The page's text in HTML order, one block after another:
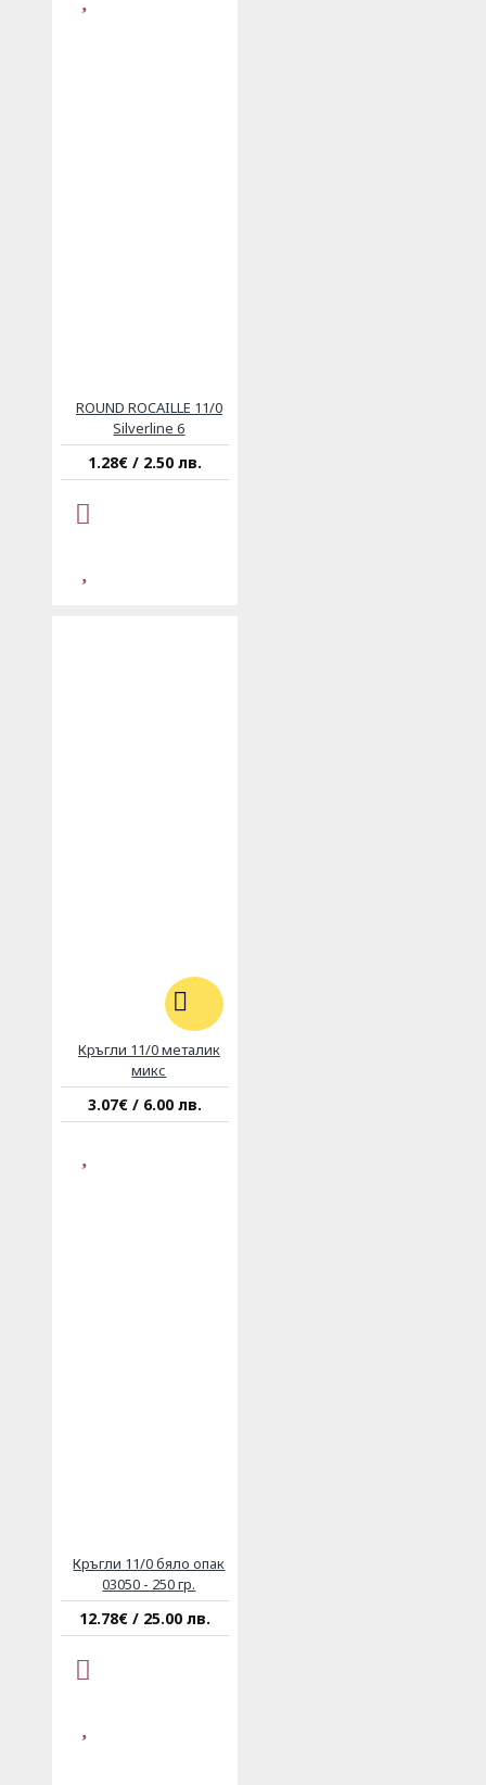
ROUND ROCAILLE 11/0
Silverline 6
1.28€ / 2.50 лв.
Кръгли 11/0 металик
микс
3.07€ / 6.00 лв.
Кръгли 11/0 бяло опак
03050 - 250 гр.
12.78€ / 25.00 лв.